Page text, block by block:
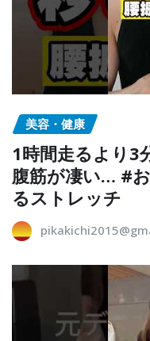
美容・健康
1時間走るより3
腹筋が凄い… #
るストレッチ